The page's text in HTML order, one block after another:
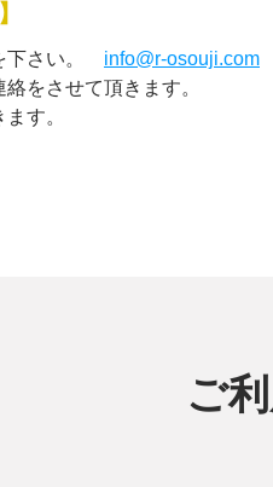
下さい。 info@r-osouji.com
をさせて頂きます。
す。
ご